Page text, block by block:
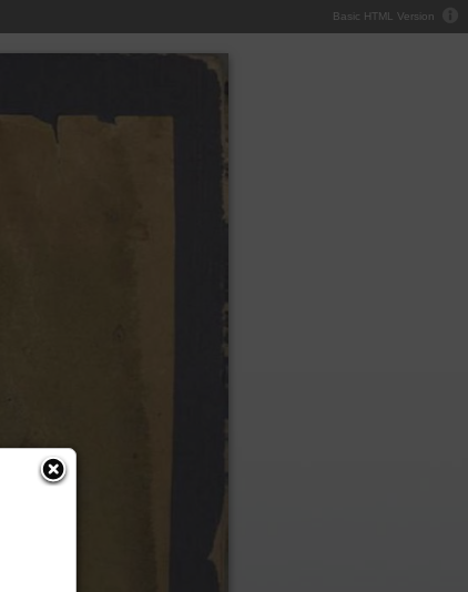
Basic HTML Version